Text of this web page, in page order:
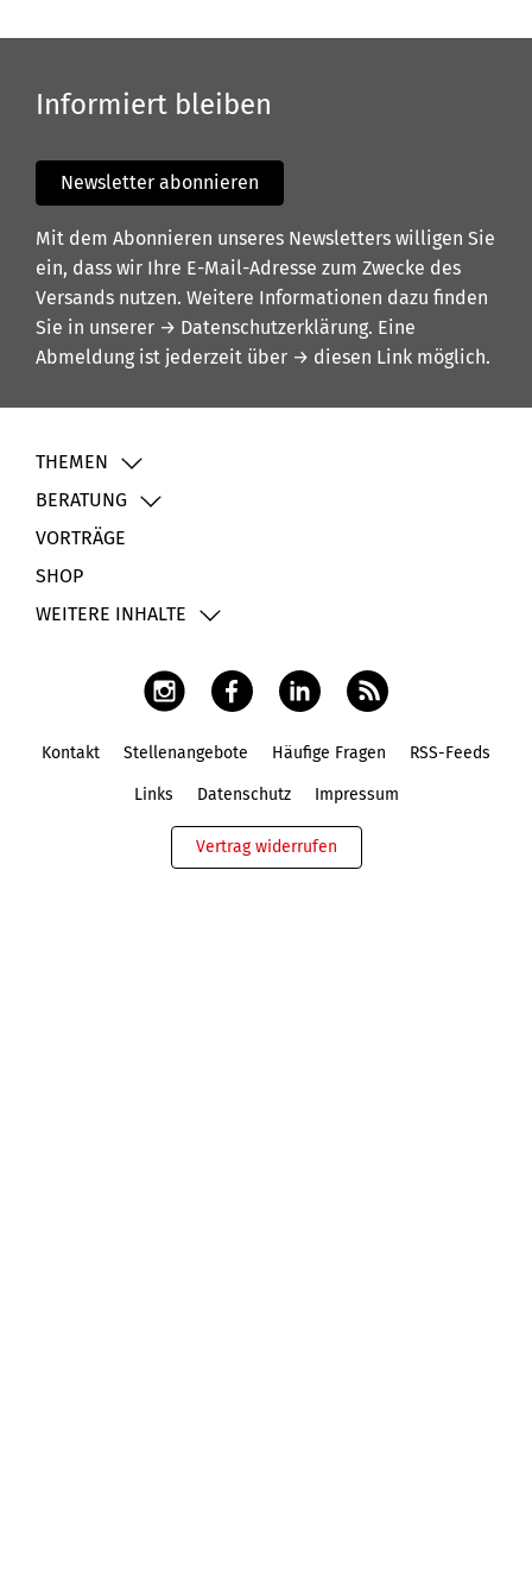
Informiert bleiben
Newsletter abonnieren
Mit dem Abonnieren unseres Newsletters willigen Sie
ein, dass wir Ihre E-Mail-Adresse zum Zwecke des
Versands nutzen. Weitere Informationen dazu finden
Sie in unserer → Datenschutzerklärung. Eine
Abmeldung ist jederzeit über → diesen Link möglich.
THEMEN
BERATUNG
VORTRÄGE
SHOP
WEITERE INHALTE
Kontakt Stellenangebote Häufige Fragen RSS-Feeds
Links Datenschutz Impressum
Vertrag widerrufen